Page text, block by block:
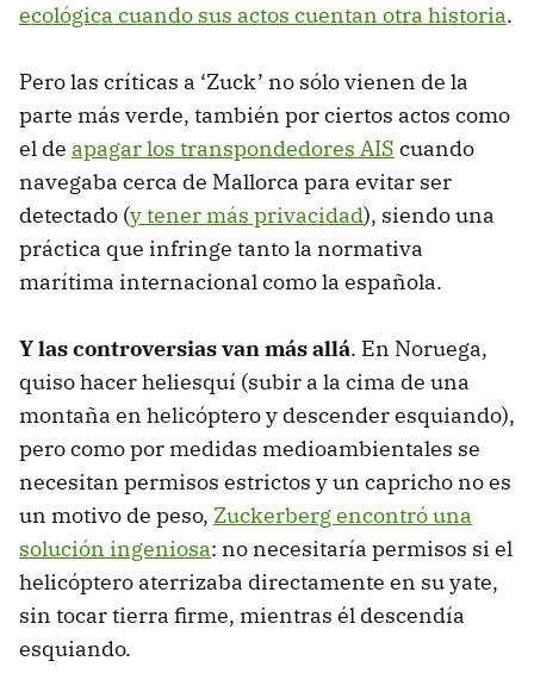
ecológica cuando sus actos cuentan otra historia.
Pero las críticas a ‘Zuck’ no sólo vienen de la
parte más verde, también por ciertos actos como
el de apagar los transpondedores AIS cuando
navegaba cerca de Mallorca para evitar ser
detectado (y tener más privacidad), siendo una
práctica que infringe tanto la normativa
marítima internacional como la española.
Y las controversias van más allá. En Noruega,
quiso hacer heliesquí (subir a la cima de una
montaña en helicóptero y descender esquiando),
pero como por medidas medioambientales se
necesitan permisos estrictos y un capricho no es
un motivo de peso, Zuckerberg encontró una
solución ingeniosa: no necesitaría permisos si el
helicóptero aterrizaba directamente en su yate,
sin tocar tierra firme, mientras él descendía
esquiando.